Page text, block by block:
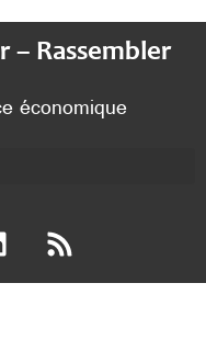
– Rassembler
économique